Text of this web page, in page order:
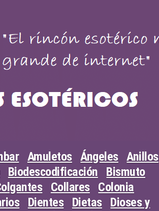
Amuletos Ángeles Anillos
Biodescodificación
Bismuto
Collares
Colonia
Dientes Dietas
Dioses y